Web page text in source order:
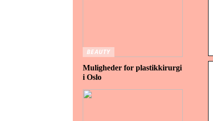
BEAUTY
Muligheder for plastikkirurgi
i Oslo